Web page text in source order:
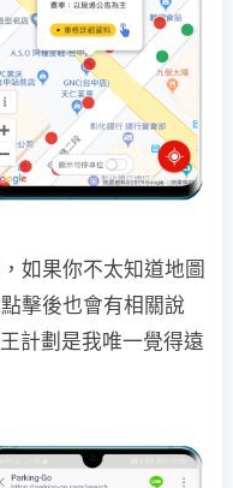
如果你不太知道地圖
擊後也會有相關說
計劃是我唯一覺得遠